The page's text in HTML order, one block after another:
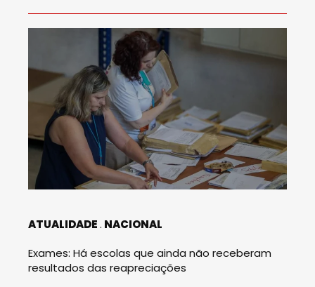
ATUALIDADE NACIONAL
Exames: Há escolas que ainda não receberam
resultados das reapreciações